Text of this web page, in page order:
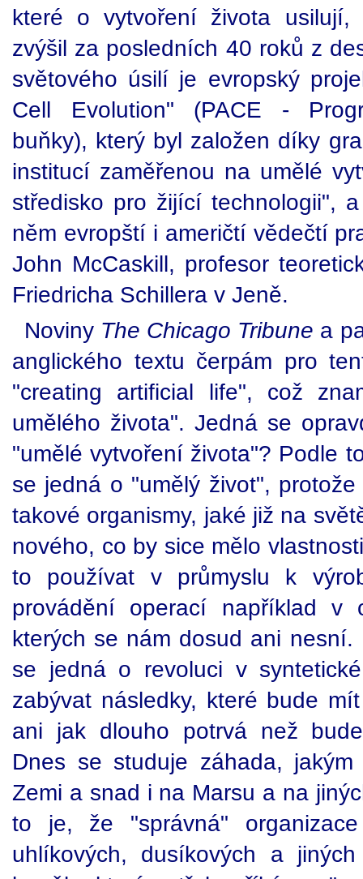
které o vytvoření života
zvýšil za posledních 40 roků z
světového úsilí je evropský
Cell Evolution" (PACE -
buňky), který byl založen díky
institucí zaměřenou na umělé
středisko pro žijící technologii",
něm evropští i američtí vědečtí
John McCaskill, profesor
Friedricha Schillera v Jeně.
Noviny The Chicago Tribune a
anglického textu čerpám pro
"creating artificial life", což
umělého života". Jedná se
"umělé vytvoření života"? Podle
se jedná o "umělý život",
takové organismy, jaké již na
nového, co by sice mělo
to používat v průmyslu k
provádění operací například v
kterých se nám dosud ani nesní.
se jedná o revoluci v
zabývat následky, které bude
ani jak dlouho potrvá než
Dnes se studuje záhada,
Zemi a snad i na Marsu a na
to je, že "správná" organizace
uhlíkových, dusíkových a